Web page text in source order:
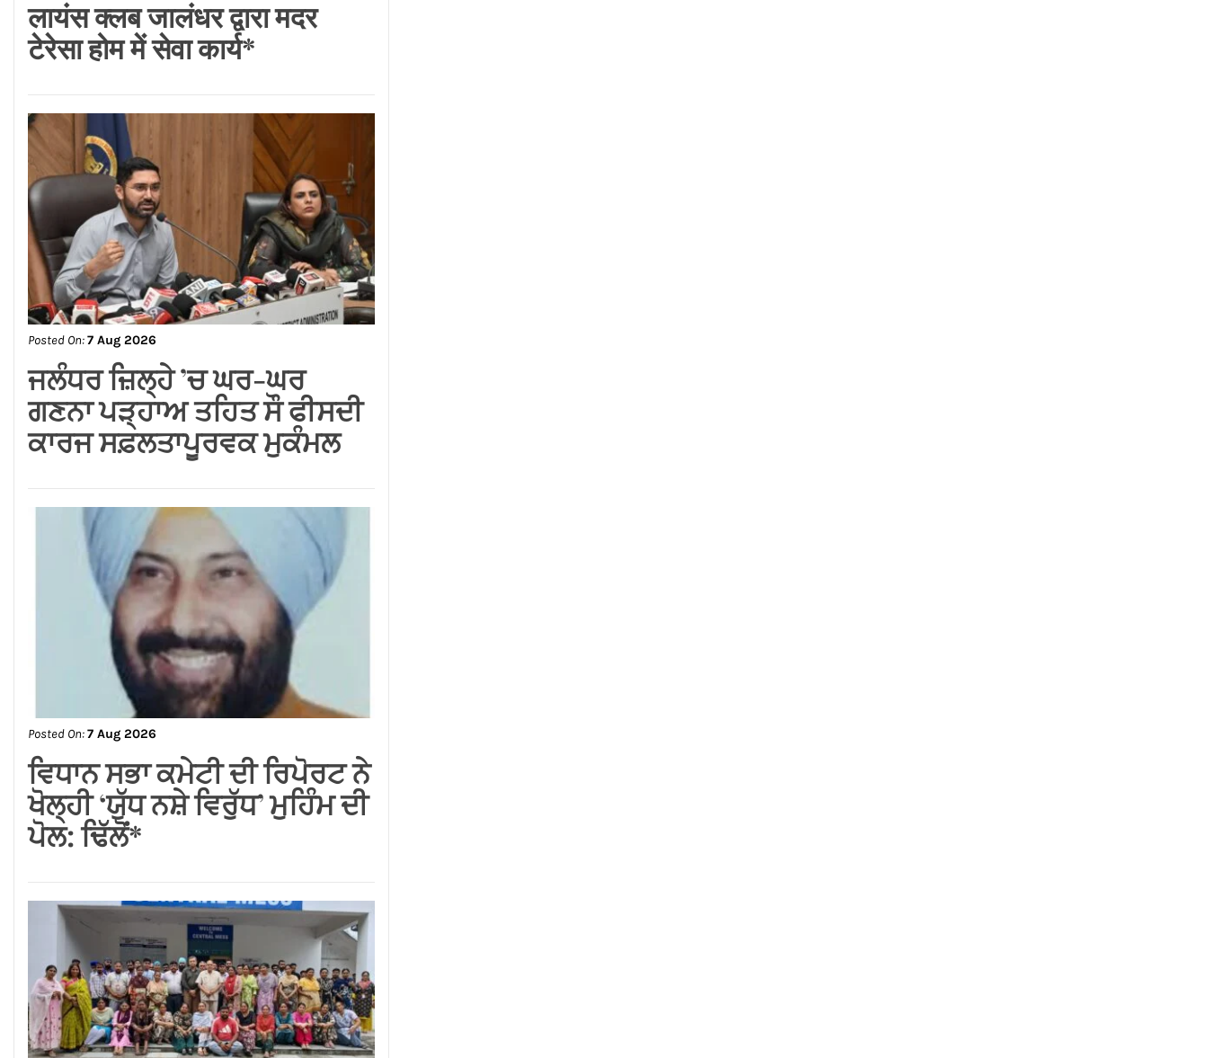
सीमा धूमल की विशेष सहभागिता में
लघु उद्योग भारती महिला इकाई,
जालंधर ने हर्षोल्लास से मनाया तीज
उत्सव
Posted On: 7 Aug 2026
लायंस क्लब जालंधर द्वारा मदर
टेरेसा होम में सेवा कार्य*
ਜਲੰਧਰ ਜ਼ਿਲ੍ਹੇ ’ਚ ਘਰ-ਘਰ
ਗਣਨਾ ਪੜ੍ਹਾਅ ਤਹਿਤ ਸੌ ਫੀਸਦੀ
ਕਾਰਜ ਸਫ਼ਲਤਾਪੂਰਵਕ ਮੁਕੰਮਲ